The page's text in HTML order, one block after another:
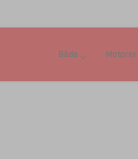
Både Motorer